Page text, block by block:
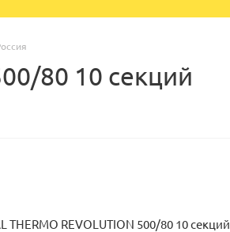
80 10 секций
REVOLUTION 500/80 10 секций